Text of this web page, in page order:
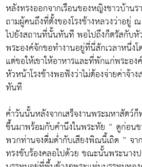
หลังทรงออกจากเรือนของหญิงชาวบ้าน
ถามผู้คนถึงที่ตั้งของโรงช้างหลวงว่าอยู่
ไปยังสถานที่นั้นทันที พอไปถึงก็ตรัสกับหั
พระองค์จักขอทำงานอยู่ที่นี่สักเวลาหนึ่งโ
แต่ขอให้เขาให้อาหารและที่พักแก่พระอ
หัวหน้าโรงช้างพอฟังว่าไม่ต้องจ่ายค่าจ้าง
ทันที
ค่ำวันนั้นหลังจากเสร็จงานพระมหาสัตว์
ขึ้นมาพร้อมกับคำนึงในพระทัย “ ดูก่อน
พวกท่านจงดื่มด่ำกับเสียงพิณนี้เถิด ” จ
ทรงขับร้องคลอไปด้วย ขณะนั้นพระนาง